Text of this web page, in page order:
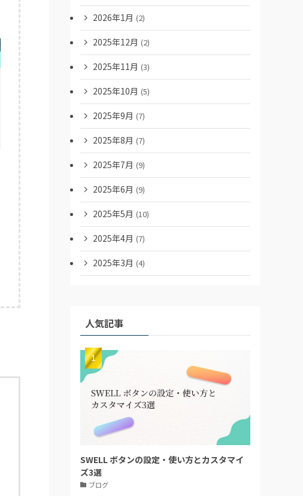
2026年1月 (2)
2025年12月 (2)
2025年11月 (3)
2025年10月 (5)
2025年9月 (7)
2025年8月 (7)
2025年7月 (9)
2025年6月 (9)
2025年5月 (10)
2025年4月 (7)
2025年3月 (4)
人気記事
SWELL ボタンの設定・使い方とカスタマイ
ズ3選
ブログ